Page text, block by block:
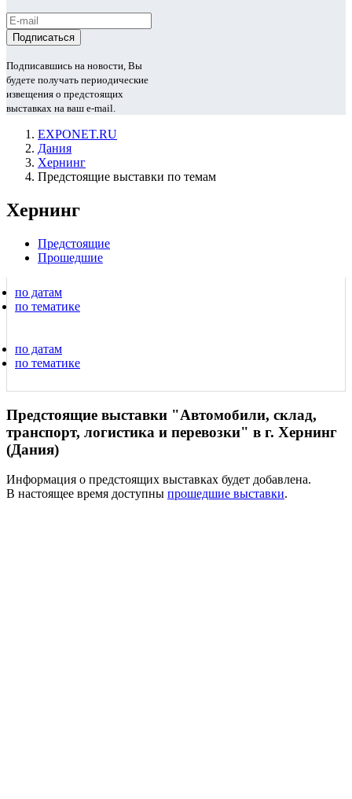
Подписавшись на новости, Вы
будете получать периодические
извещения о предстоящих
выставках на ваш e-mail.
EXPONET.RU
Дания
Хернинг
Предстоящие выставки по темам
Хернинг
Предстоящие
Прошедшие
по датам
по тематике
по датам
по тематике
Предстоящие выставки "Автомобили, склад,
транспорт, логистика и перевозки" в г. Хернинг
(Дания)
Информация о предстоящих выставках будет добавлена.
В настоящее время доступны прошедшие выставки.